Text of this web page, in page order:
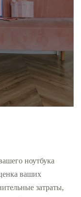
ноутбука
ваших
затраты,